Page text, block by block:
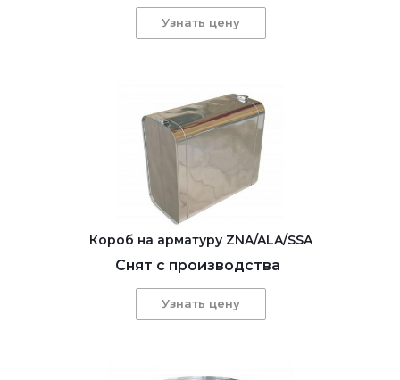
Узнать цену
Короб на арматуру ZNA/ALA/SSA
Снят с производства
Узнать цену